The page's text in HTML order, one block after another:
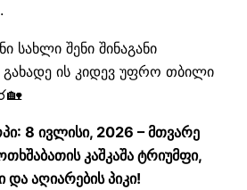
სახლი შენი შინაგანი
გახადე ის კიდევ უფრო თბილი
8 ივლისი, 2026 – მთვარე
კაშკაშა ტრიუმფი,
და აღიარების პიკი!